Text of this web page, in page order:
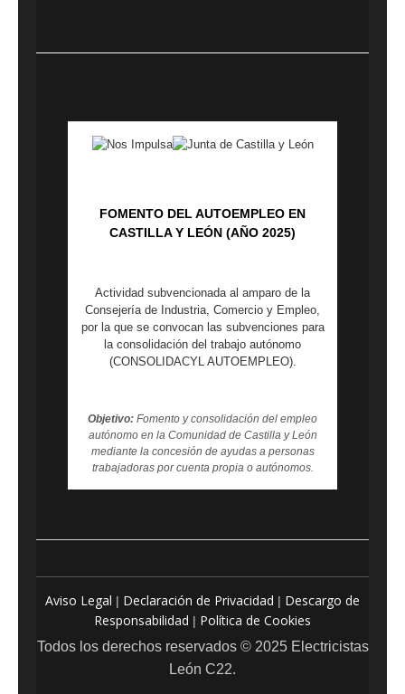
FOMENTO DEL AUTOEMPLEO EN
CASTILLA Y LEÓN (AÑO 2025)
Actividad subvencionada al amparo de la
Consejería de Industria, Comercio y Empleo,
por la que se convocan las subvenciones para
la consolidación del trabajo autónomo
(CONSOLIDACYL AUTOEMPLEO).
Objetivo: Fomento y consolidación del empleo
autónomo en la Comunidad de Castilla y León
mediante la concesión de ayudas a personas
trabajadoras por cuenta propia o autónomos.
Aviso Legal | Declaración de Privacidad | Descargo de
Responsabilidad | Política de Cookies
Todos los derechos reservados © 2025 Electricistas
León C22.